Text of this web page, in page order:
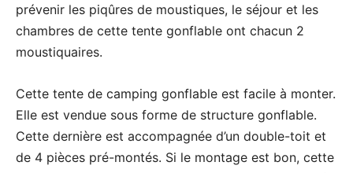
prévenir les piqûres de moustiques, le séjour et les
chambres de cette tente gonflable ont chacun 2
moustiquaires.
Cette tente de camping gonflable est facile à monter.
Elle est vendue sous forme de structure gonflable.
Cette dernière est accompagnée d’un double-toit et
de 4 pièces pré-montés. Si le montage est bon, cette